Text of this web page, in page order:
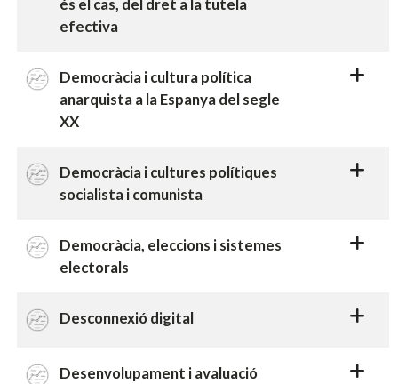
és el cas, del dret a la tutela
efectiva
Democràcia i cultura política
anarquista a la Espanya del segle
XX
Democràcia i cultures polítiques
socialista i comunista
Democràcia, eleccions i sistemes
electorals
Desconnexió digital
Desenvolupament i avaluació